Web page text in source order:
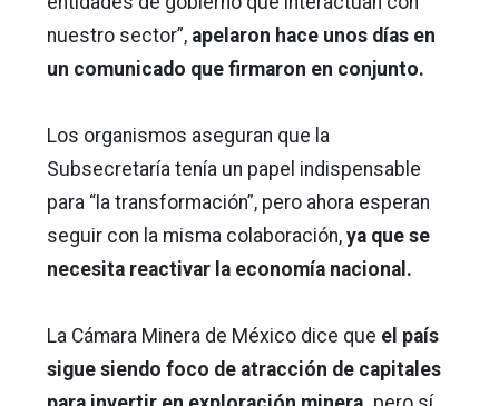
nuestro sector”, apelaron hace unos días en
un comunicado que firmaron en conjunto.
Los organismos aseguran que la
Subsecretaría tenía un papel indispensable
para “la transformación”, pero ahora esperan
seguir con la misma colaboración, ya que se
necesita reactivar la economía nacional.
La Cámara Minera de México dice que el país
sigue siendo foco de atracción de capitales